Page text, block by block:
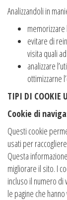
Analizzandoli in
evitare di
visita quali
analizzare
ottimizzarne
TIPI DI COOKIE
Cookie di
Questi cookie
usati per
Questa
migliorare il sito. I
incluso il numero
le pagine che